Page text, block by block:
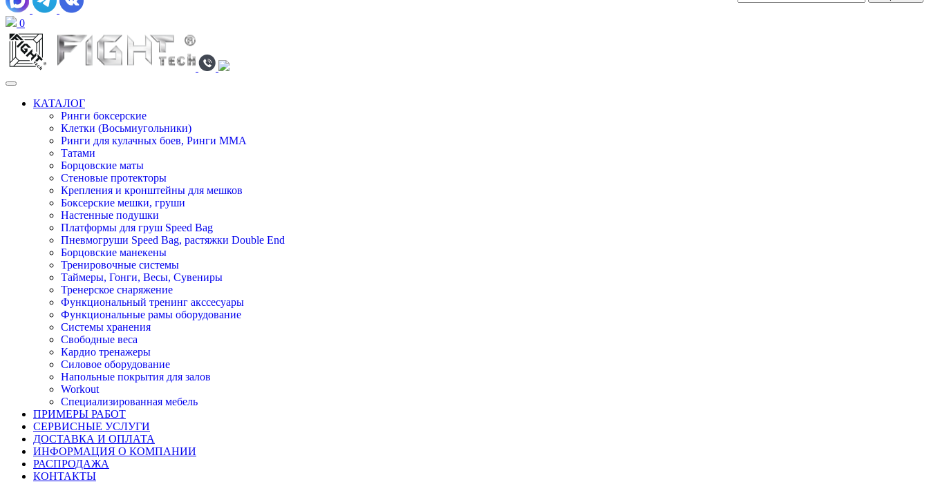
0
КАТАЛОГ
Ринги боксерские
Клетки (Восьмиугольники)
Ринги для кулачных боев, Ринги ММА
Татами
Борцовские маты
Стеновые протекторы
Крепления и кронштейны для мешков
Боксерские мешки, груши
Настенные подушки
Платформы для груш Speed Bag
Пневмогруши Speed Bag, растяжки Double End
Борцовские манекены
Тренировочные системы
Таймеры, Гонги, Весы, Сувениры
Тренерское снаряжение
Функциональный тренинг акссесуары
Функциональные рамы оборудование
Системы хранения
Свободные веса
Кардио тренажеры
Силовое оборудование
Напольные покрытия для залов
Workout
Специализированная мебель
ПРИМЕРЫ РАБОТ
СЕРВИСНЫЕ УСЛУГИ
ДОСТАВКА И ОПЛАТА
ИНФОРМАЦИЯ О КОМПАНИИ
РАСПРОДАЖА
КОНТАКТЫ